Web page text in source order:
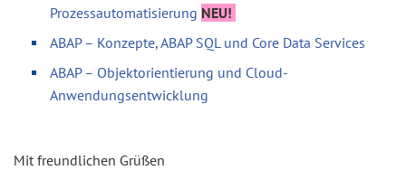
Prozessautomatisierung NEU!
ABAP – Konzepte, ABAP SQL und Core Data Services
ABAP – Objektorientierung und Cloud-
Anwendungsentwicklung
Mit freundlichen Grüßen